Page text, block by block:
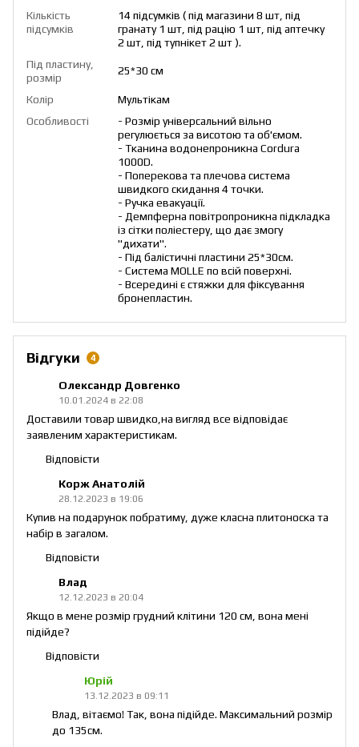
Кількість
підсумків
14 підсумків ( під магазини 8 шт, під
гранату 1 шт, під рацію 1 шт, під аптечку
2 шт, під тупнікет 2 шт ).
Під пластину,
розмір
25*30 см
Колір
Мультікам
Особливості
- Розмір універсальний вільно
регулюється за висотою та об'ємом.
- Тканина водонепроникна Cordura
1000D.
- Поперекова та плечова система
швидкого скидання 4 точки.
- Ручка евакуації.
- Демпферна повітропроникна підкладка
із сітки поліестеру, що дає змогу
"дихати".
- Під балістичні пластини 25*30см.
- Система MOLLE по всій поверхні.
- Всередині є стяжки для фіксування
бронепластин.
Відгуки 4
Олександр Довгенко
10.01.2024 в 22:08
Доставили товар швидко,на вигляд все відповідає
заявленим характеристикам.
Відповісти
Корж Анатолій
28.12.2023 в 19:06
Купив на подарунок побратиму, дуже класна плитоноска та
набір в загалом.
Відповісти
Влад
12.12.2023 в 20:04
Якщо в мене розмір грудний клітини 120 см, вона мені
підійде?
Відповісти
Юрій
13.12.2023 в 09:11
Влад, вітаємо! Так, вона підійде. Максимальний розмір
до 135см.